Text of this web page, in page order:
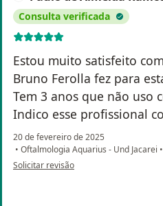
Consulta verificada
Estou muito satisfeito
Bruno Ferolla fez para
Tem 3 anos que não uso
Indico esse profissional
20 de fevereiro de 2025
• Oftalmologia Aquarius - Und Jacarei •
na opinião do utilizador Paulo de
Solicitar revisão